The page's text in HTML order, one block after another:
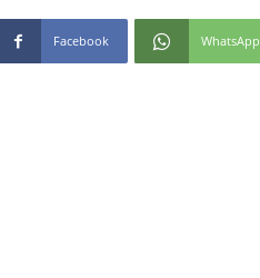
Facebook WhatsApp